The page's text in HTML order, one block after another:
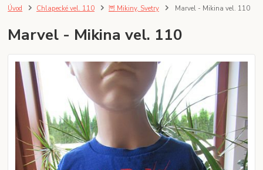
Úvod Chlapecké vel. 110 🦉 Mikiny, Svetry Marvel - Mikina vel. 110
Marvel - Mikina vel. 110